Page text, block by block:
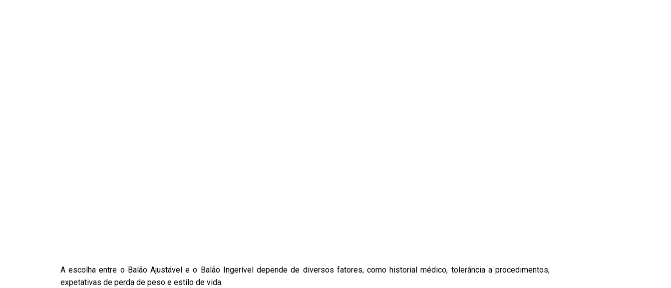
A escolha entre o Balão Ajustável e o Balão Ingerível depende de diversos fatores, como historial médico, tolerância a procedimentos,
expetativas de perda de peso e estilo de vida.